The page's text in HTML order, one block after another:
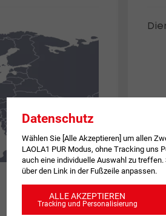
Datenschutz
Wählen Sie [Alle Akzeptieren] um allen
LAOLA1 PUR Modus, ohne Tracking uns
auch eine individuelle Auswahl zu
über den Link in der Fußzeile anpassen.
ALLE AKZEPTIEREN
Tracking und Personalisierung